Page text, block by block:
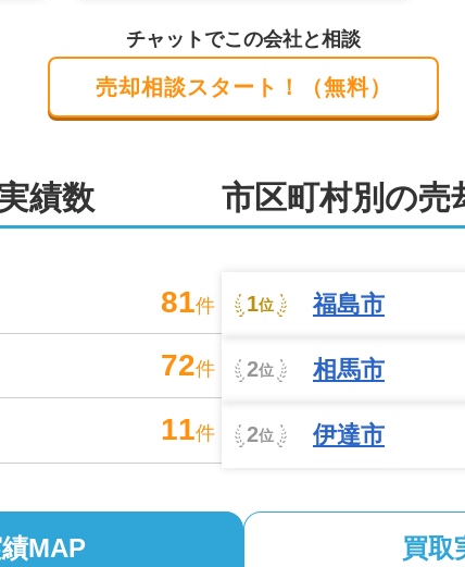
りを楽しみ、体を動かすことでリフレッシ
ュしています。お気軽にご相談ください。
チャットでこの会社と相談
売却相談スタート！（無料）
績数
81件
72件
11件
市区町村別の売
1位 福島市
2位 相馬市
2位 伊達市
MAP 買取
2